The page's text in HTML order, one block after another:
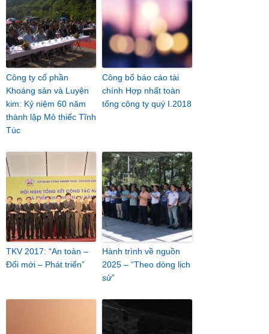
Công ty cổ phần
Khoáng sản và Luyện
kim: Kỷ niệm 60 năm
thành lập Mỏ thiếc Tĩnh
Túc
Công bố báo cáo tài
chính Hợp nhất toàn
tổng công ty quý I.2018
TKV 2017: “An toàn –
Đổi mới – Phát triển”
Hành trình về nguồn
2025 – “Theo dòng lịch
sử”